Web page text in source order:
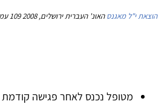
הוצאת י"ל מאגנסהאונ' העברית ירושלים, 2008 109 עמודים
מטופל נכנס לאחר פגישה